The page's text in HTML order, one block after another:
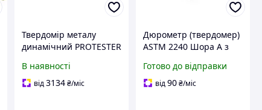
Твердомір металу
динамічний PROTESTER
В наявності
від3134 ₴/міс
Дюрометр (твердомер)
ASTM 2240 Шора A з
НА Дюрометр
(твердомер) Чорний
Готово до відправки
від90₴/міс